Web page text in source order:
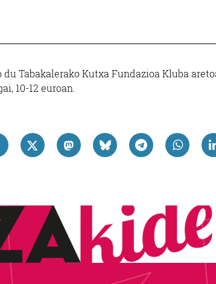
Tabakalerako Kutxa Fundazioa Kluba
10-12 euroan.